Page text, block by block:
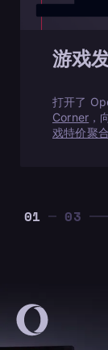
游戏
打开了
Corner ，
戏特价聚
01